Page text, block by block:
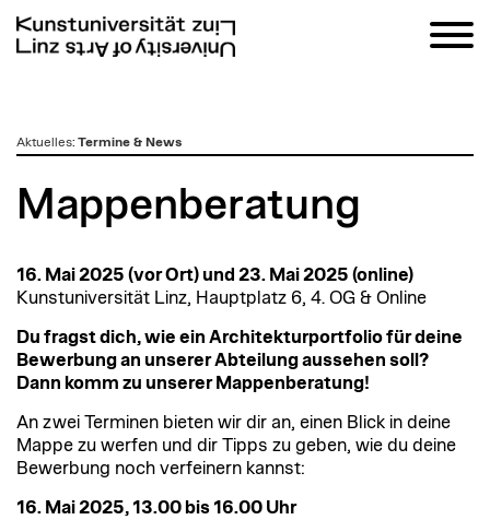
zumAktuelles: Termine & News
Mappenberatung
16. Mai 2025 (vor Ort) und 23. Mai 2025 (online)
Kunstuniversität Linz, Hauptplatz 6, 4. OG & Online
Du fragst dich, wie ein Architekturportfolio für deine
Bewerbung an unserer Abteilung aussehen soll?
Dann komm zu unserer Mappenberatung!
An zwei Terminen bieten wir dir an, einen Blick in deine
Mappe zu werfen und dir Tipps zu geben, wie du deine
Bewerbung noch verfeinern kannst:
16. Mai 2025, 13.00 bis 16.00 Uhr